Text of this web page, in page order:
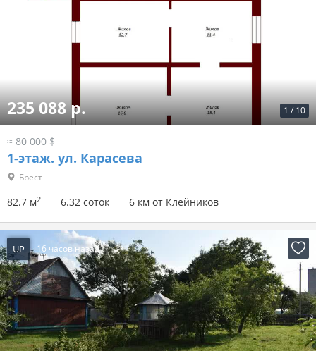
1 / 10
235 088 р.
≈ 80 000 $
1-этаж. ул. Карасева
Брест
82.7 м2 6.32 соток 6 км от Клейников
UP 16 часов назад